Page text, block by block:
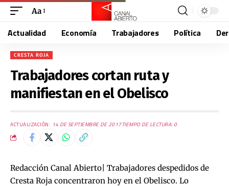
Aa
Actualidad Economía Trabajadores Política
CRESTA ROJA
Trabajadores cortan ruta y
manifiestan en el Obelisco
ACTUALIZACIÓN: 14 DE SEPTIEMBRE DE 2017TIEMPO DE LECTURA: 0
Redacción Canal Abierto| Trabajadores despedidos de
Cresta Roja concentraron hoy en el Obelisco. Lo